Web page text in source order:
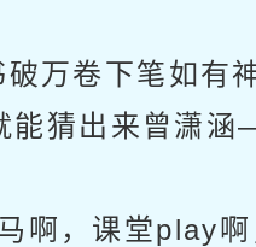
万卷下笔如有
能猜出来曾潇涵
，课堂play啊